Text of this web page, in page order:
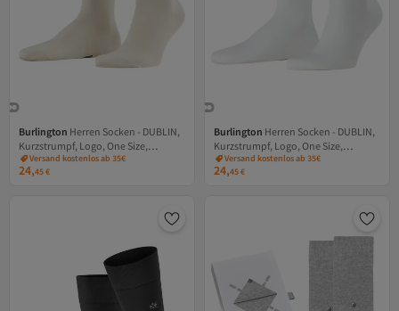
Burlington Herren Socken - DUBLIN,
Kurzstrumpf, Logo, One Size,
einfarbig
Versand kostenlos ab 35€
24,45€
Burlington Herren Socken - DUBLIN,
Kurzstrumpf, Logo, One Size,
einfarbig
Versand kostenlos ab 35€
24,45€